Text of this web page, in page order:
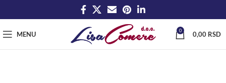
MENU 0 0,00 RSD